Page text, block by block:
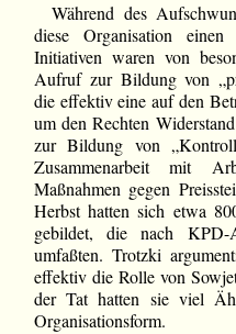
Während des
diese Organisation
Initiativen waren von
Aufruf zur Bildung von
die effektiv eine auf den
um den Rechten
zur Bildung von
Zusammenarbeit mit
Maßnahmen gegen
Herbst hatten sich etwa
gebildet, die nach KPD-
umfaßten. Trotzki
effektiv die Rolle von
der Tat hatten sie viel
Organisationsform.